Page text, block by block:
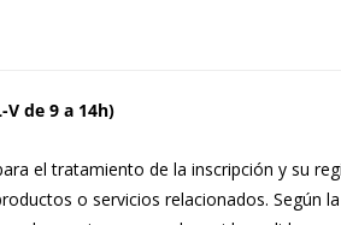
V de 9 a 14h)
el tratamiento de la inscripción y su
o servicios relacionados. Según